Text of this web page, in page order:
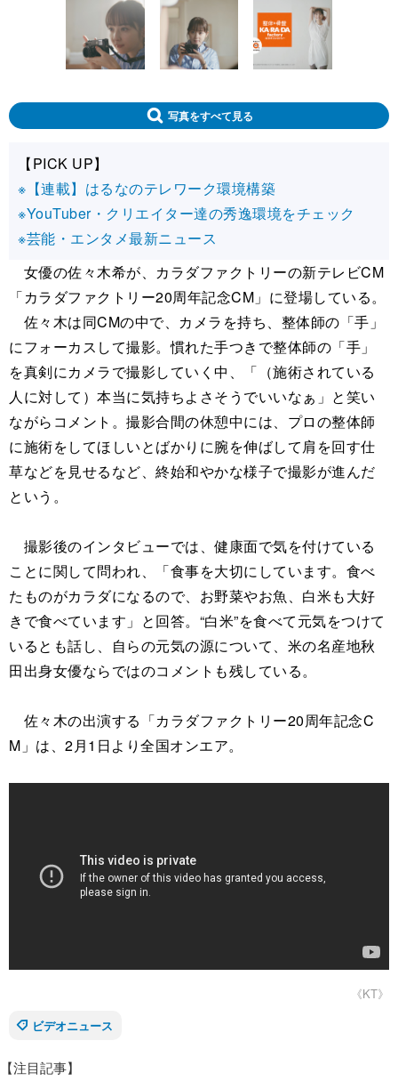
写真をすべて見る
【PICK UP】
※【連載】はるなのテレワーク環境構築
※YouTuber・クリエイター達の秀逸環境をチェック
※芸能・エンタメ最新ニュース
女優の佐々木希が、カラダファクトリーの新テレビCM
「カラダファクトリー20周年記念CM」に登場している。
佐々木は同CMの中で、カメラを持ち、整体師の「手」
にフォーカスして撮影。慣れた手つきで整体師の「手」
を真剣にカメラで撮影していく中、「（施術されている
人に対して）本当に気持ちよさそうでいいなぁ」と笑い
ながらコメント。撮影合間の休憩中には、プロの整体師
に施術をしてほしいとばかりに腕を伸ばして肩を回す仕
草などを見せるなど、終始和やかな様子で撮影が進んだ
という。
撮影後のインタビューでは、健康面で気を付けている
ことに関して問われ、「食事を大切にしています。食べ
たものがカラダになるので、お野菜やお魚、白米も大好
きで食べています」と回答。“白米”を食べて元気をつけて
いるとも話し、自らの元気の源について、米の名産地秋
田出身女優ならではのコメントも残している。
佐々木の出演する「カラダファクトリー20周年記念C
M」は、2月1日より全国オンエア。
《KT》
ビデオニュース
【注目記事】